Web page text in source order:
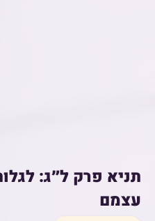
תניא פרק ל״ג:
עצמם